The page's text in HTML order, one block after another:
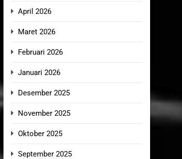
April 2026
Maret 2026
Februari 2026
Januari 2026
Desember 2025
November 2025
Oktober 2025
September 2025